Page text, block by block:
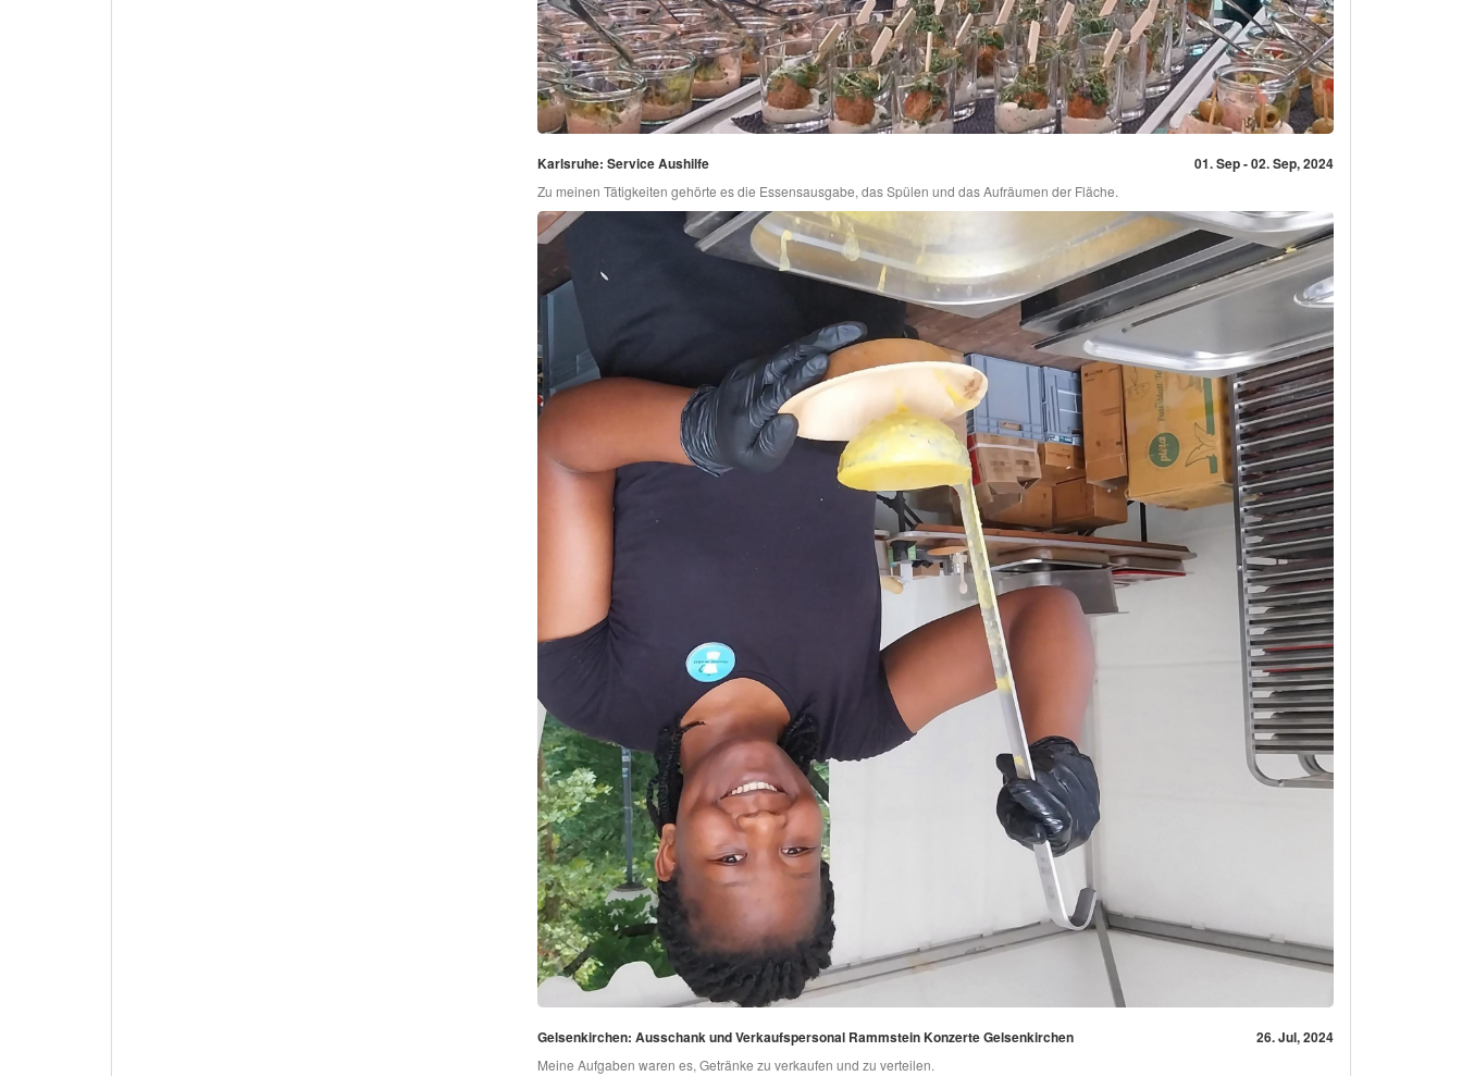
Karlsruhe: Service Aushilfe 01. Sep - 02. Sep, 2024
Zu meinen Tätigkeiten gehörte es die Essensausgabe, das Spülen und das Aufräumen der Fläche.
Gelsenkirchen: Ausschank und Verkaufspersonal Rammstein Konzerte Gelsenkirchen 26. Jul, 2024
Meine Aufgaben waren es, Getränke zu verkaufen und zu verteilen.